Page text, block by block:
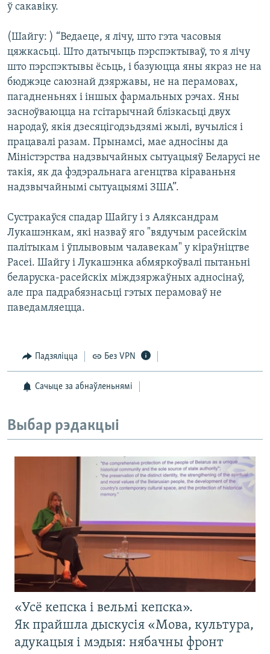
ў сакавіку.
(Шайгу: ) “Ведаеце, я лічу, што гэта часовыя
цяжкасьці. Што датычыць пэрспэктываў, то я лічу
што пэрспэктывы ёсьць, і базуюцца яны якраз не на
бюджэце саюзнай дзяржавы, не на перамовах,
пагадненьнях і іншых фармальных рэчах. Яны
засноўваюцца на гсітарычнай блізкасьці двух
народаў, якія дзесяцігодзьдзямі жылі, вучыліся і
працавалі разам. Прынамсі, мае адносіны да
Міністэрства надзвычайных сытуацыяў Беларусі не
такія, як да фэдэральнага агенцтва кіраваньня
надзвычайнымі сытуацыямі ЗША”.
Сустракаўся спадар Шайгу і з Аляксандрам
Лукашэнкам, які назваў яго "вядучым расейскім
палітыкам і ўплывовым чалавекам" у кіраўніцтве
Расеі. Шайгу і Лукашэнка абмяркоўвалі пытаньні
беларуска-расейскіх міждзяржаўных адносінаў,
але пра падрабязнасьці гэтых перамоваў не
паведамляецца.
Падзяліцца Без VPN
Сачыце за абнаўленьнямі
Выбар рэдакцыі
«Усё кепска і вельмі кепска».
Як прайшла дыскусія «Мова, культура,
адукацыя і мэдыя: нябачны фронт